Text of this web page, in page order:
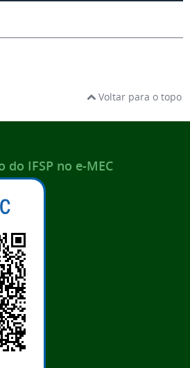
Voltar para o topo
do IFSP no e-MEC